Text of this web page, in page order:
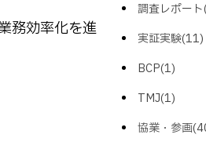
務効率化を進
調査レポー
実証実験(11)
BCP(1)
TMJ(1)
協業・参画